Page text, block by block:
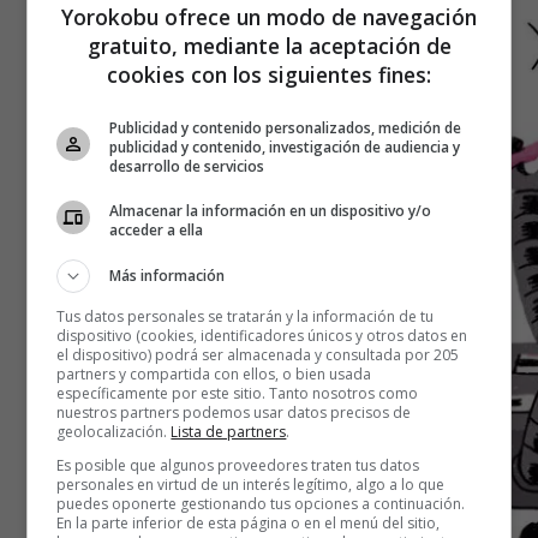
Yorokobu ofrece un modo de navegación
gratuito, mediante la aceptación de
cookies con los siguientes fines:
Publicidad y contenido personalizados, medición de
publicidad y contenido, investigación de audiencia y
desarrollo de servicios
Almacenar la información en un dispositivo y/o
acceder a ella
Más información
Tus datos personales se tratarán y la información de tu
dispositivo (cookies, identificadores únicos y otros datos en
el dispositivo) podrá ser almacenada y consultada por 205
partners y compartida con ellos, o bien usada
específicamente por este sitio. Tanto nosotros como
nuestros partners podemos usar datos precisos de
geolocalización. Lista de partners.
Es posible que algunos proveedores traten tus datos
personales en virtud de un interés legítimo, algo a lo que
puedes oponerte gestionando tus opciones a continuación.
En la parte inferior de esta página o en el menú del sitio,